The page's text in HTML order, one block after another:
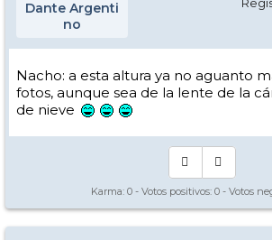
Dante Argenti
no
Nacho: a esta altura ya no aguanto
fotos, aunque sea de la lente de la
de nieve
Karma: 0 - Votos positivos: 0 - Votos